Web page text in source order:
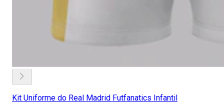
Kit Uniforme do Real Madrid Futfanatics Infantil